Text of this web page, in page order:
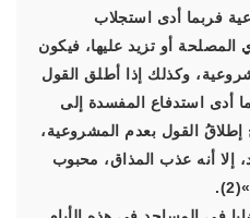
فربما أدى استجلاب
أو تزيد عليها، فيكون
وكذلك إذا أطلق القول
أدى استدفاع المفسدة إلى
القول بعدم المشروعية،
إلا أنه عذب المذاق، محبوب